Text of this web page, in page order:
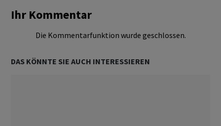
Ihr Kommentar
Die Kommentarfunktion wurde geschlossen.
DAS KÖNNTE SIE AUCH INTERESSIEREN